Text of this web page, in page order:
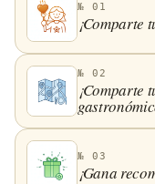
№ 01
¡Comparte
№ 02
¡Comparte
№ 03
¡Gana